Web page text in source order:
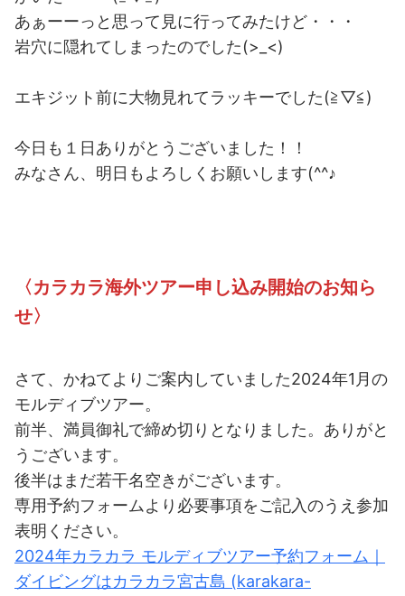
あぁーーっと思って見に行ってみたけど・・・
岩穴に隠れてしまったのでした(>_<)
エキジット前に大物見れてラッキーでした(≧▽≦)
今日も１日ありがとうございました！！
みなさん、明日もよろしくお願いします(^^♪
〈カラカラ海外ツアー申し込み開始のお知ら
せ〉
さて、かねてよりご案内していました2024年1月の
モルディブツアー。
前半、満員御礼で締め切りとなりました。ありがと
うございます。
後半はまだ若干名空きがございます。
専用予約フォームより必要事項をご記入のうえ参加
表明ください。
2024年カラカラ モルディブツアー予約フォーム｜
ダイビングはカラカラ宮古島 (karakara-